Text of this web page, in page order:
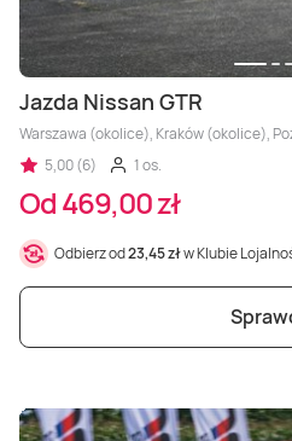
Jazda Nissan GTR
Warszawa (okolice), Kraków (okolice),
5,00 (6)
1 os.
Od 469,00 zł
Odbierz od23,45 złw Klubie